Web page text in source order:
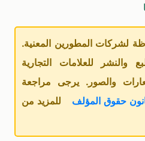
لشركات المطورين المعنية.
للعلامات التجارية
والصور. يرجى مراجعة
حقوق المؤلف
للمزيد من